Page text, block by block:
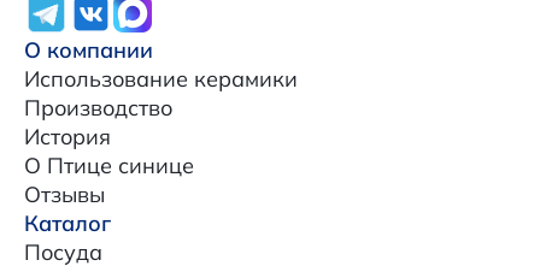
О компании
Использование керамики
Производство
История
О Птице синице
Отзывы
Каталог
Посуда